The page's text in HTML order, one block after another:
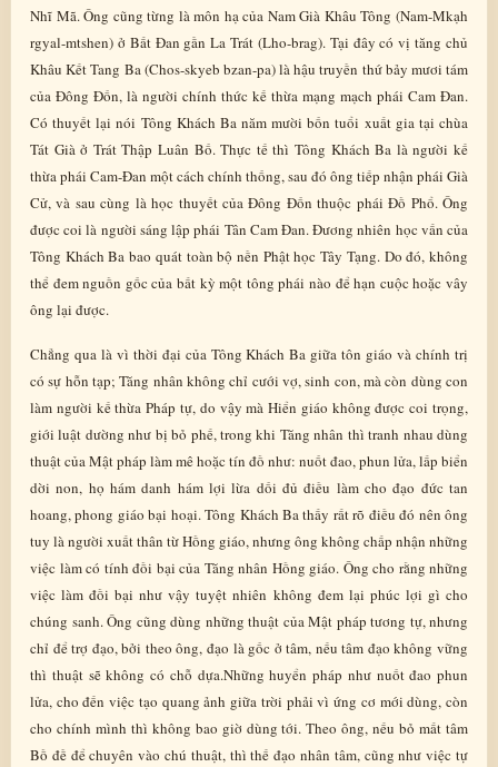
Nhĩ Mã. Ông cũng từng là môn hạ của Nam Già Khâu Tông (Nam-Mkạh
rgyal-mtshen) ở Bất Đan gần La Trát (Lho-brag). Tại đây có vị tăng chủ
Khâu Kết Tang Ba (Chos-skyeb bzan-pa) là hậu truyền thứ bảy mươi tám
của Đông Đốn, là người chính thức kế thừa mạng mạch phái Cam Đan.
Có thuyết lại nói Tông Khách Ba năm mười bốn tuổi xuất gia tại chùa
Tát Già ở Trát Thập Luân Bố. Thực tế thì Tông Khách Ba là người kế
thừa phái Cam-Đan một cách chính thống, sau đó ông tiếp nhận phái Già
Cử, và sau cùng là học thuyết của Đông Đốn thuộc phái Đồ Phổ. Ông
được coi là người sáng lập phái Tân Cam Đan. Đương nhiên học vấn của
Tông Khách Ba bao quát toàn bộ nền Phật học Tây Tạng. Do đó, không
thể đem nguồn gốc của bất kỳ một tông phái nào để hạn cuộc hoặc vây
ông lại được.
Chẳng qua là vì thời đại của Tông Khách Ba giữa tôn giáo và chính trị
có sự hỗn tạp; Tăng nhân không chỉ cưới vợ, sinh con, mà còn dùng con
làm người kế thừa Pháp tự, do vậy mà Hiển giáo không được coi trọng,
giới luật dường như bị bỏ phế, trong khi Tăng nhân thì tranh nhau dùng
thuật của Mật pháp làm mê hoặc tín đồ như: nuốt đao, phun lửa, lấp biển
dời non, họ hám danh hám lợi lừa dối đủ điều làm cho đạo đức tan
hoang, phong giáo bại hoại. Tông Khách Ba thấy rất rõ điều đó nên ông
tuy là người xuất thân từ Hồng giáo, nhưng ông không chấp nhận những
việc làm có tính đồi bại của Tăng nhân Hồng giáo. Ông cho rằng những
việc làm đồi bại như vậy tuyệt nhiên không đem lại phúc lợi gì cho
chúng sanh. Ông cũng dùng những thuật của Mật pháp tương tự, nhưng
chỉ để trợ đạo, bởi theo ông, đạo là gốc ở tâm, nếu tâm đạo không vững
thì thuật sẽ không có chỗ dựa.Những huyển pháp như nuốt đao phun
lửa, cho đến việc tạo quang ảnh giữa trời phải vì ứng cơ mới dùng, còn
cho chính mình thì không bao giờ dùng tới. Theo ông, nếu bỏ mất tâm
Bồ đề để chuyên vào chú thuật, thì thế đạo nhân tâm, cũng như việc tự